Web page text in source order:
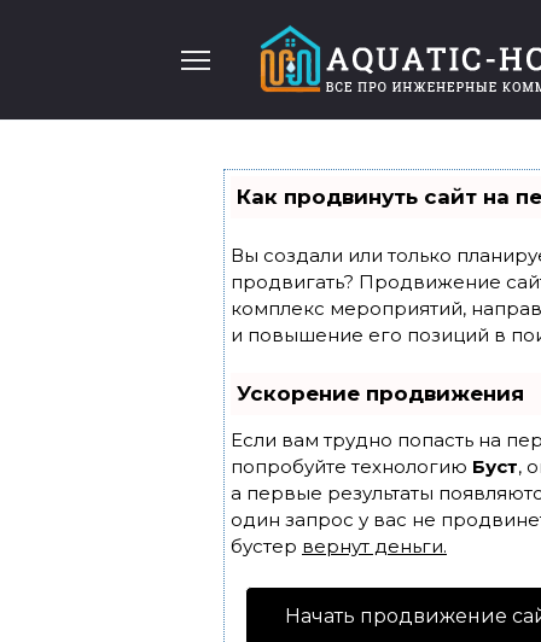
Как продвинуть сайт на
Вы создали или только
продвигать? Продвижение
комплекс мероприятий,
и повышение его позиций в
Ускорение продвижения
Если вам трудно попасть на
попробуйте технологию Буст,
а первые результаты
один запрос у вас не
бустер вернут деньги.
Начать продвижение